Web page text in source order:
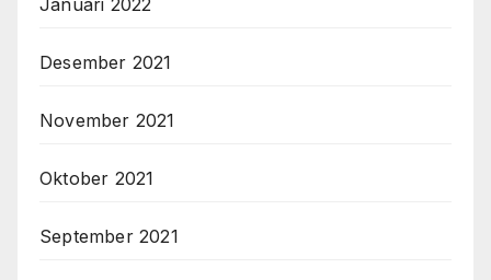
Januari 2022
Desember 2021
November 2021
Oktober 2021
September 2021